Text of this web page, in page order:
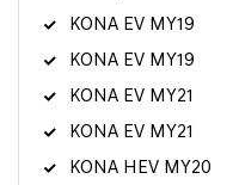
KONA EV MY19
KONA EV MY19
KONA EV MY21
KONA EV MY21
KONA HEV MY20